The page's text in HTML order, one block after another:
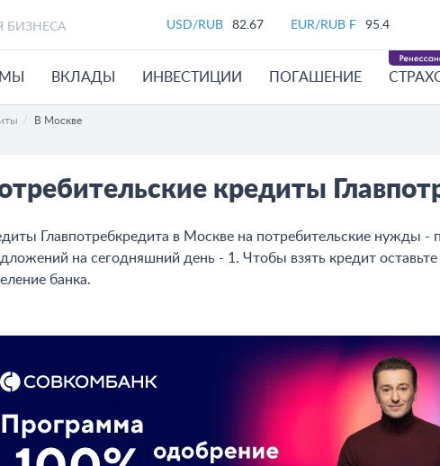
БИЗНЕСА USD/RUB 82.67 EUR/RUB F 95.4
ВКЛАДЫ ИНВЕСТИЦИИ ПОГАШЕНИЕ
В Москве
кредиты
Главпотребкредита в Москве на потребительские нужды -
на сегодняшний день - 1. Чтобы взять кредит оставьте
банка.